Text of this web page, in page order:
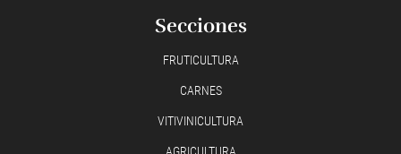
Secciones
FRUTICULTURA
CARNES
VITIVINICULTURA
AGRICULTURA